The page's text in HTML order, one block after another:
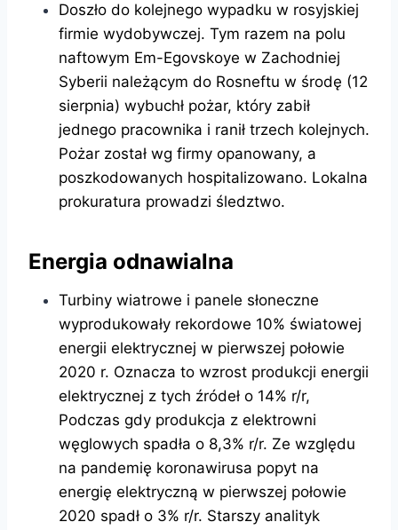
Doszło do kolejnego wypadku w rosyjskiej
firmie wydobywczej. Tym razem na polu
naftowym Em-Egovskoye w Zachodniej
Syberii należącym do Rosneftu w środę (12
sierpnia) wybuchł pożar, który zabił
jednego pracownika i ranił trzech kolejnych.
Pożar został wg firmy opanowany, a
poszkodowanych hospitalizowano. Lokalna
prokuratura prowadzi śledztwo.
Energia odnawialna
Turbiny wiatrowe i panele słoneczne
wyprodukowały rekordowe 10% światowej
energii elektrycznej w pierwszej połowie
2020 r. Oznacza to wzrost produkcji energii
elektrycznej z tych źródeł o 14% r/r,
Podczas gdy produkcja z elektrowni
węglowych spadła o 8,3% r/r. Ze względu
na pandemię koronawirusa popyt na
energię elektryczną w pierwszej połowie
2020 spadł o 3% r/r. Starszy analityk